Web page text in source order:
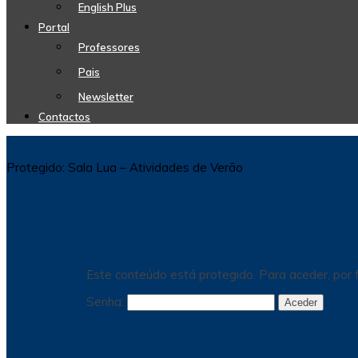
English Plus
Portal
Professores
Pais
Newsletter
Contactos
Protegido: Sala Lua – Atividades de Verão
Este conteúdo está protegido. Para aceder, por
Senha: